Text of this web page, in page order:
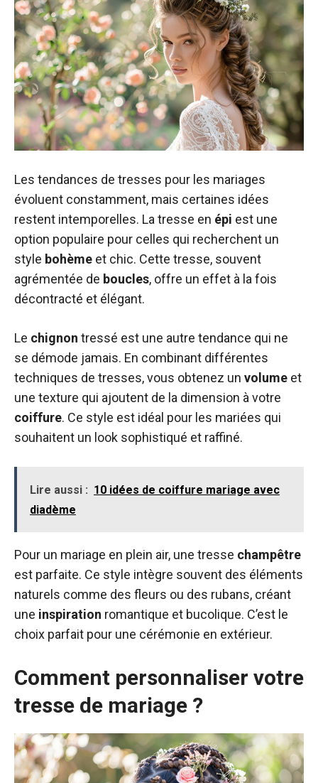
Les tendances de tresses pour les mariages
évoluent constamment, mais certaines idées
restent intemporelles. La tresse en épi est une
option populaire pour celles qui recherchent un
style bohème et chic. Cette tresse, souvent
agrémentée de boucles, offre un effet à la fois
décontracté et élégant.
Le chignon tressé est une autre tendance qui ne
se démode jamais. En combinant différentes
techniques de tresses, vous obtenez un volume et
une texture qui ajoutent de la dimension à votre
coiffure. Ce style est idéal pour les mariées qui
souhaitent un look sophistiqué et raffiné.
Lire aussi : 10 idées de coiffure mariage avec
diadème
Pour un mariage en plein air, une tresse champêtre
est parfaite. Ce style intègre souvent des éléments
naturels comme des fleurs ou des rubans, créant
une inspiration romantique et bucolique. C’est le
choix parfait pour une cérémonie en extérieur.
Comment personnaliser votre
tresse de mariage ?